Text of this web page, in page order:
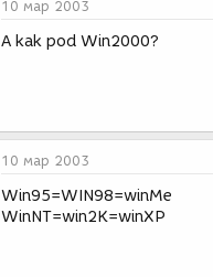
10 мар 2003
A kak pod Win2000?
10 мар 2003
Win95=WIN98=winMe
WinNT=win2K=winXP